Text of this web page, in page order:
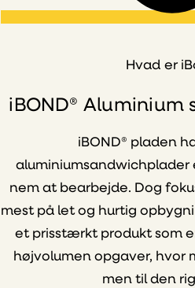
Hvad er
iBOND®
iBOND® pladen
nem at bearbejde. Dog
mest på let og hurtig
et prisstærkt produkt som
højvolumen opgaver, hvor
men til den